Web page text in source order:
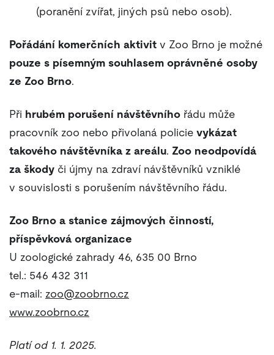
(poranění zvířat, jiných psů nebo osob).
Pořádání komerčních aktivit v Zoo Brno je možné
pouze s písemným souhlasem oprávněné osoby
ze Zoo Brno.
Při hrubém porušení návštěvního řádu může
pracovník zoo nebo přivolaná policie vykázat
takového návštěvníka z areálu. Zoo neodpovídá
za škody či újmy na zdraví návštěvníků vzniklé
v souvislosti s porušením návštěvního řádu.
Zoo Brno a stanice zájmových činností,
příspěvková organizace
U zoologické zahrady 46, 635 00 Brno
tel.: 546 432 311
e-mail: zoo@zoobrno.cz
www.zoobrno.cz
Platí od 1. 1. 2025.